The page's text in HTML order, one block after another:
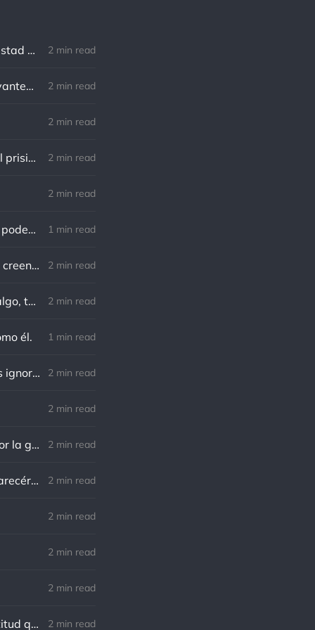
Robert Southey: No hay distancia o tiempo que pueda disminuir la amistad de aquellos que están completamente convencidos del valor del otro 2 min read
William Shakespeare: Nuestro destino está en las estrellas, así que levantemos nuestros ojos al cielo 2 min read
2 min read
Lewis B. Smedes: Perdonar es liberar a un prisionero y descubrir que el prisionero eras tú 2 min read
2 min read
Gandhi: Un minuto que pasa es irrecuperable. Conociendo esto, ¿cómo podemos malgastar tantas horas? 1 min read
Von Goethe: Nadie está más esclavizado que aquellos que falsamente creen que son libres. 2 min read
Charles F. Kettering: Sigue adelante, y es probable que tropieces con algo, tal vez cuando menos lo esperes. Nunca he escuchado hablar de alguien algu 2 min read
él. 1 min read
Richard Cecil: El primer paso hacia el conocimiento es saber que somos ignorantes. 2 min read
2 min read
Norman Schwarzkopf: Cuanto más sudes por la paz, menos sangras por la guerra. 2 min read
Marco Aurelio: El verdadero modo de vengarse de un enemigo es no parecérsele. 2 min read
2 min read
2 min read
2 min read
Charles R. Swindoll: Lo increíble es que cada día podemos elegir la actitud que adoptaremos. 2 min read